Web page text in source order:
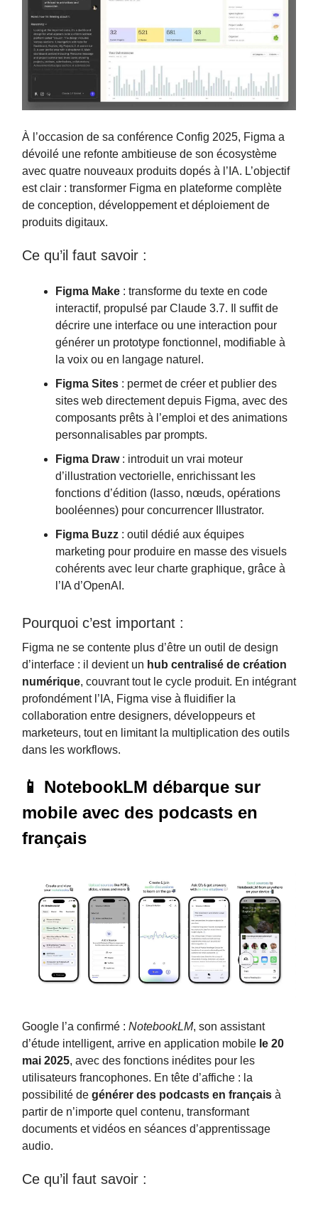
À l’occasion de sa conférence Config 2025, Figma a
dévoilé une refonte ambitieuse de son écosystème
avec quatre nouveaux produits dopés à l’IA. L’objectif
est clair : transformer Figma en plateforme complète
de conception, développement et déploiement de
produits digitaux.
Ce qu’il faut savoir :
Figma Make : transforme du texte en code
interactif, propulsé par Claude 3.7. Il suffit de
décrire une interface ou une interaction pour
générer un prototype fonctionnel, modifiable à
la voix ou en langage naturel.
Figma Sites : permet de créer et publier des
sites web directement depuis Figma, avec des
composants prêts à l’emploi et des animations
personnalisables par prompts.
Figma Draw: introduit un vrai moteur
d’illustration vectorielle, enrichissant les
fonctions d’édition (lasso, nœuds, opérations
booléennes) pour concurrencer Illustrator.
Figma Buzz : outil dédié aux équipes
marketing pour produire en masse des visuels
cohérents avec leur charte graphique, grâce à
l’IA d’OpenAI.
Pourquoi c’est important :
Figma ne se contente plus d’être un outil de design
d’interface : il devient un hub centralisé de création
numérique, couvrant tout le cycle produit. En intégrant
profondément l’IA, Figma vise à fluidifier la
collaboration entre designers, développeurs et
marketeurs, tout en limitant la multiplication des outils
dans les workflows.
📱 NotebookLM débarque sur
mobile avec des podcasts en
français
Google l’a confirmé : NotebookLM, son assistant
d’étude intelligent, arrive en application mobile le 20
mai 2025, avec des fonctions inédites pour les
utilisateurs francophones. En tête d’affiche : la
possibilité de générer des podcasts en français à
partir de n’importe quel contenu, transformant
documents et vidéos en séances d’apprentissage
audio.
Ce qu’il faut savoir :